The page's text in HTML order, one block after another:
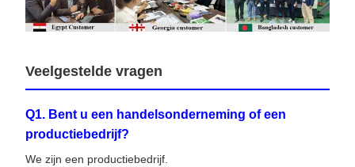
Veelgestelde vragen
Q1. Bent u een handelsonderneming of een
productiebedrijf?
We zijn een productiebedrijf.